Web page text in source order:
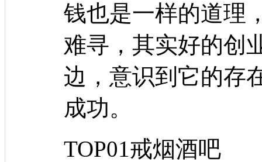
钱也是一样的道理
难寻，其实好的创
边，意识到它的存
成功。
TOP01戒烟酒吧